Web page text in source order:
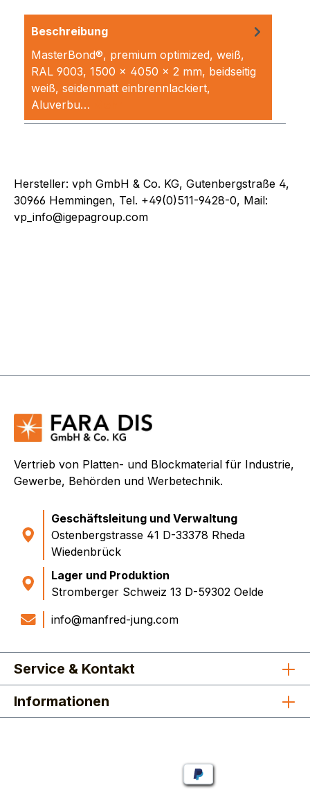
Beschreibung
MasterBond®, premium optimized, weiß,
RAL 9003, 1500 x 4050 x 2 mm, beidseitig
weiß, seidenmatt einbrennlackiert,
Aluverbu…
Hersteller: vph GmbH & Co. KG, Gutenbergstraße 4,
30966 Hemmingen, Tel. +49(0)511-9428-0, Mail:
vp_info@igepagroup.com
Vertrieb von Platten- und Blockmaterial für Industrie,
Gewerbe, Behörden und Werbetechnik.
Geschäftsleitung und Verwaltung
Ostenbergstrasse 41 D-33378 Rheda
Wiedenbrück
Lager und Produktion
Stromberger Schweiz 13 D-59302 Oelde
info@manfred-jung.com
Service & Kontakt
Informationen